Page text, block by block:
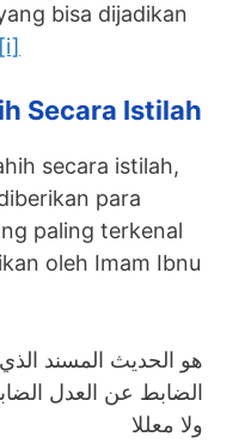
bisa dijadikan
[i]
Secara Istilah
secara istilah,
para
paling terkenal
oleh Imam Ibnu
هو الحديث المسند
الضابط عن العدل
ولا معللا